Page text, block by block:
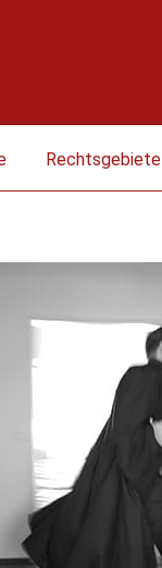
Rechtsgebiete